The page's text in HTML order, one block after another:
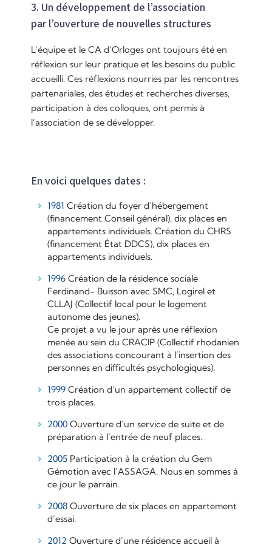
3. Un développement de l’association
par l’ouverture de nouvelles structures
L’équipe et le CA d’Orloges ont toujours été en
réflexion sur leur pratique et les besoins du public
accueilli. Ces réflexions nourries par les rencontres
partenariales, des études et recherches diverses,
participation à des colloques, ont permis à
l’association de se développer.
En voici quelques dates :
1981 Création du foyer d’hébergement
(financement Conseil général), dix places en
appartements individuels. Création du CHRS
(financement État DDCS), dix places en
appartements individuels.
1996Création de la résidence sociale
Ferdinand- Buisson avec SMC, Logirel et
CLLAJ (Collectif local pour le logement
autonome des jeunes).
Ce projet a vu le jour après une réflexion
menée au sein du CRACIP (Collectif rhodanien
des associations concourant à l’insertion des
personnes en difficultés psychologiques).
1999Création d’un appartement collectif de
trois places.
2000Ouverture d’un service de suite et de
préparation à l’entrée de neuf places.
2005Participation à la création du Gem
Gémotion avec l’ASSAGA. Nous en sommes à
ce jour le parrain.
2008Ouverture de six places en appartement
d’essai.
2012 Ouverture d’une résidence accueil à